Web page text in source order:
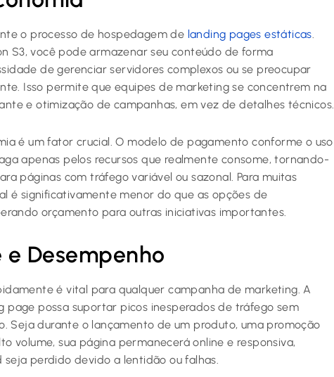
o processo de hospedagem de landing pages estáticas.
S3, você pode armazenar seu conteúdo de forma
de gerenciar servidores complexos ou se preocupar
Isso permite que equipes de marketing se concentrem na
e otimização de campanhas, em vez de detalhes técnicos.
é um fator crucial. O modelo de pagamento conforme o uso
apenas pelos recursos que realmente consome, tornando-
páginas com tráfego variável ou sazonal. Para muitas
é significativamente menor do que as opções de
orçamento para outras iniciativas importantes.
Desempenho
é vital para qualquer campanha de marketing. A
page possa suportar picos inesperados de tráfego sem
Seja durante o lançamento de um produto, uma promoção
volume, sua página permanecerá online e responsiva,
perdido devido a lentidão ou falhas.